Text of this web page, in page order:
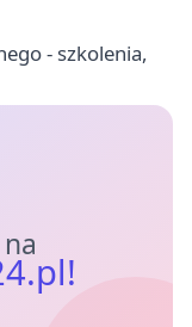
- szkolenia,